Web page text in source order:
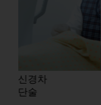
신경차
단술